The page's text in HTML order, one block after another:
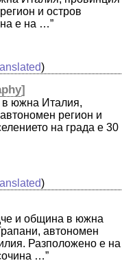
и остров
е на …”
)
]
южна Италия,
регион и
на града е 30
)
и община в южна
автономен
Разположено е на
…”